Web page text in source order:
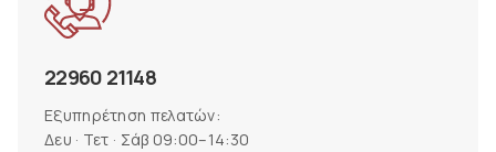
22960 21148
Εξυπηρέτηση πελατών:
Δευ · Τετ · Σάβ 09:00–14:30